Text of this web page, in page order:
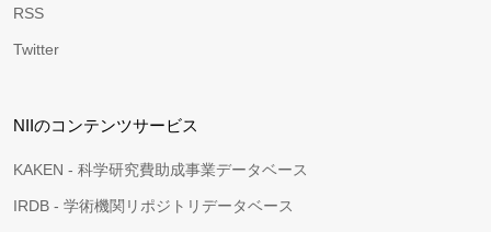
RSS
Twitter
NIIのコンテンツサービス
KAKEN - 科学研究費助成事業データベース
IRDB - 学術機関リポジトリデータベース